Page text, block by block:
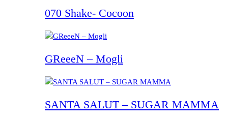
070 Shake- Cocoon
GReeeN – Mogli
SANTA SALUT – SUGAR MAMMA